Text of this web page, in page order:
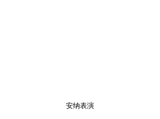
安纳表演